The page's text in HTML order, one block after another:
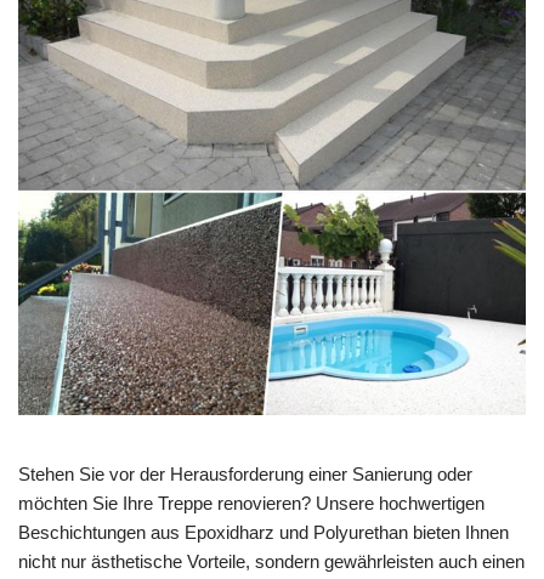
Stehen Sie vor der Herausforderung einer Sanierung oder
möchten Sie Ihre Treppe renovieren? Unsere hochwertigen
Beschichtungen aus Epoxidharz und Polyurethan bieten Ihnen
nicht nur ästhetische Vorteile, sondern gewährleisten auch einen